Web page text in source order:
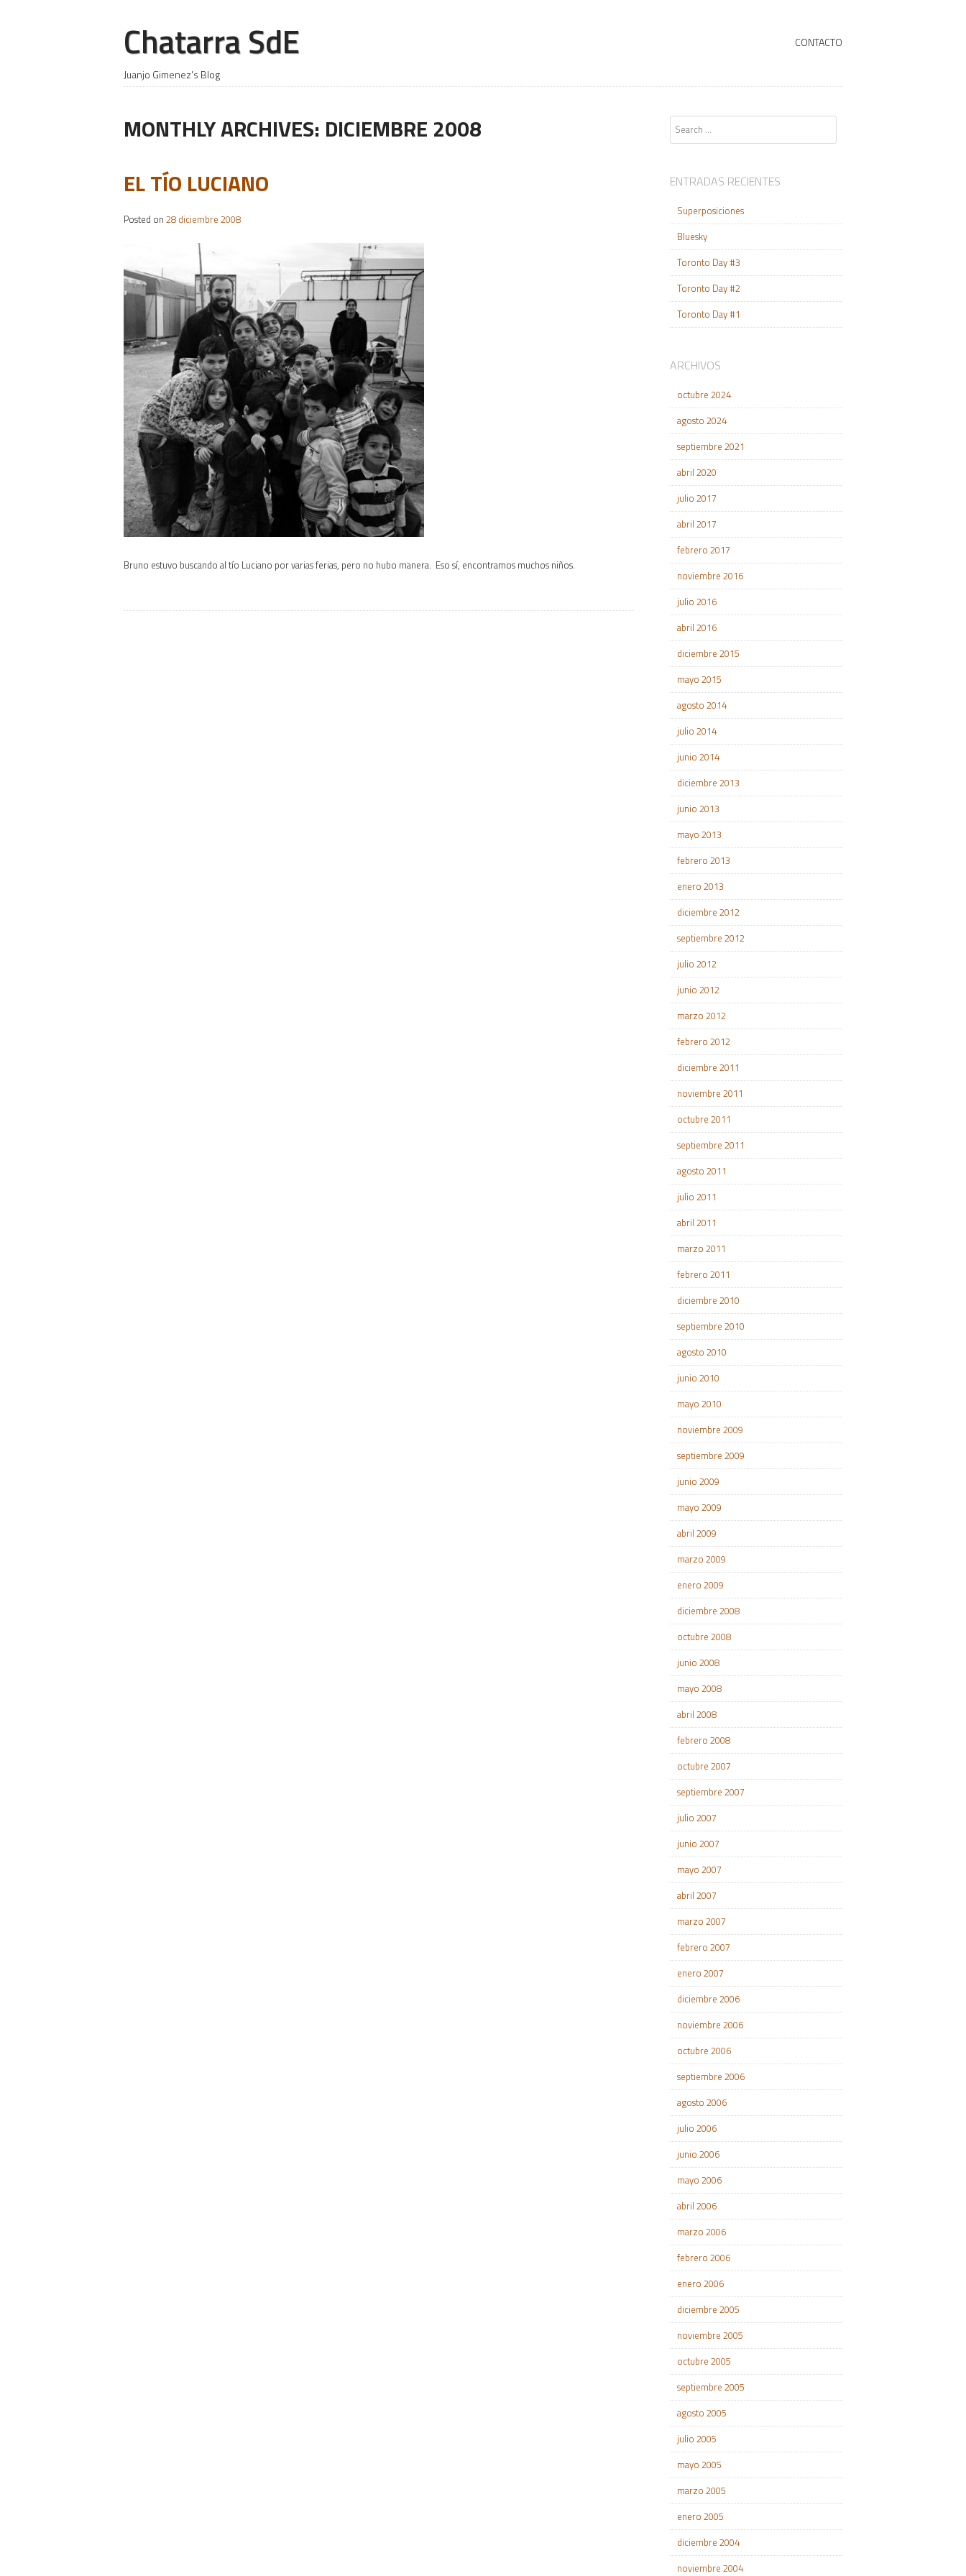
Chatarra SdE
Juanjo Gimenez's Blog
+
SKIP TO CONTENT
CONTACTO
MONTHLY ARCHIVES: DICIEMBRE 2008
EL TÍO LUCIANO
Posted on 28 diciembre 2008
Bruno estuvo buscando al tío Luciano por varias ferias, pero no hubo manera. Eso sí, encontramos muchos niños.
Search
ENTRADAS RECIENTES
Superposiciones
Bluesky
Toronto Day #3
Toronto Day #2
Toronto Day #1
ARCHIVOS
octubre 2024
agosto 2024
septiembre 2021
abril 2020
julio 2017
abril 2017
febrero 2017
noviembre 2016
julio 2016
abril 2016
diciembre 2015
mayo 2015
agosto 2014
julio 2014
junio 2014
diciembre 2013
junio 2013
mayo 2013
febrero 2013
enero 2013
diciembre 2012
septiembre 2012
julio 2012
junio 2012
marzo 2012
febrero 2012
diciembre 2011
noviembre 2011
octubre 2011
septiembre 2011
agosto 2011
julio 2011
abril 2011
marzo 2011
febrero 2011
diciembre 2010
septiembre 2010
agosto 2010
junio 2010
mayo 2010
noviembre 2009
septiembre 2009
junio 2009
mayo 2009
abril 2009
marzo 2009
enero 2009
diciembre 2008
octubre 2008
junio 2008
mayo 2008
abril 2008
febrero 2008
octubre 2007
septiembre 2007
julio 2007
junio 2007
mayo 2007
abril 2007
marzo 2007
febrero 2007
enero 2007
diciembre 2006
noviembre 2006
octubre 2006
septiembre 2006
agosto 2006
julio 2006
junio 2006
mayo 2006
abril 2006
marzo 2006
febrero 2006
enero 2006
diciembre 2005
noviembre 2005
octubre 2005
septiembre 2005
agosto 2005
julio 2005
mayo 2005
marzo 2005
enero 2005
diciembre 2004
noviembre 2004